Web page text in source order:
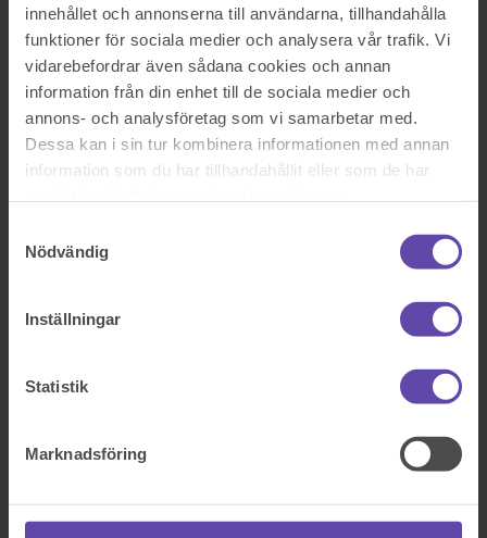
innehållet och annonserna till användarna, tillhandahålla
funktioner för sociala medier och analysera vår trafik. Vi
vidarebefordrar även sådana cookies och annan
information från din enhet till de sociala medier och
annons- och analysföretag som vi samarbetar med.
Dessa kan i sin tur kombinera informationen med annan
information som du har tillhandahållit eller som de har
Nödvändig
Inställningar
Statistik
Marknadsföring
Se alla frågor Boka tid med jurist
Boka tid med jurist
På kontor, telefon eller onlinemöte
Dela fråga
Hej,
fråga!